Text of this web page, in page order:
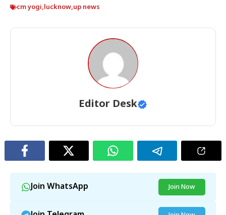
cm yogi,lucknow,up news
Editor Desk
Join WhatsApp Join Now